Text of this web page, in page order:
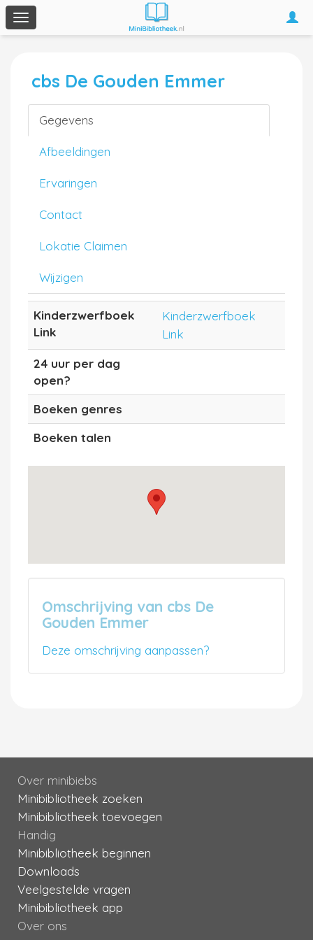
Toggle
navigation
cbs De Gouden Emmer
Gegevens
Afbeeldingen
Ervaringen
Contact
Lokatie Claimen
Wijzigen
Kinderzwerfboek
Link
Kinderzwerfboek
Link
24 uur per dag
open?
Boeken genres
Boeken talen
Omschrijving van cbs De
Gouden Emmer
Deze omschrijving aanpassen?
Over minibiebs
Minibibliotheek zoeken
Minibibliotheek toevoegen
Handig
Minibibliotheek beginnen
Downloads
Veelgestelde vragen
Minibibliotheek app
Over ons